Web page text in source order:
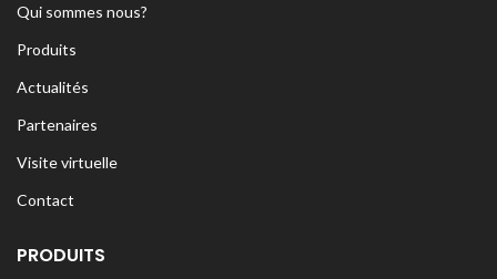
Qui sommes nous?
Produits
Actualités
Partenaires
Visite virtuelle
Contact
PRODUITS